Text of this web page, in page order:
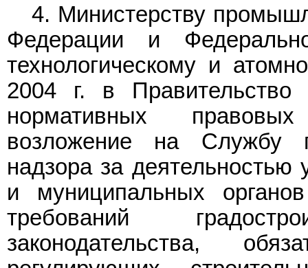
4. Министерству
Федерации и
технологическому и
2004 г. в Правительство
нормативных
возложение на Службу
надзора за деятельностью
и муниципальных
требований
законодательства,